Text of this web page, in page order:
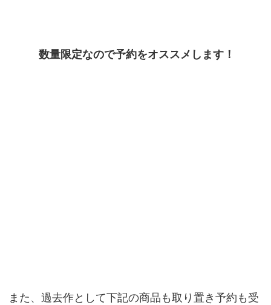
数量限定なので予約をオススメします！
また、過去作として下記の商品も取り置き予約も受